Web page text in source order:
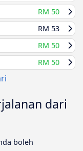
RM 50
RM 53
RM 50
RM 50
dari
boleh